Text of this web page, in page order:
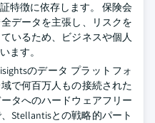
特徴に依存します。 保険会
データを主張し、リスクを
いるため、ビジネスや個人
ます。
のデータ プラットフォ
で何百万人もの接続された
タへのハードウェアフリー
Stellantisとの戦略的パート